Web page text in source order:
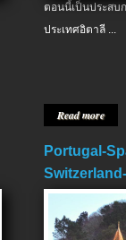
ตอนนี้เป็นประส
ประเทศอิตาลี ...
Read more
Portugal-